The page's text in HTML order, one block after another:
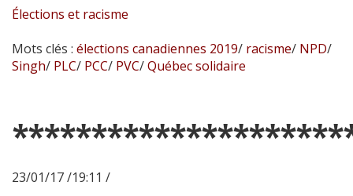
Élections et racisme
Mots clés : élections canadiennes 2019/ racisme/ NPD/
Singh/ PLC/ PCC/ PVC/Québec solidaire
23/01/17 /19:11 /